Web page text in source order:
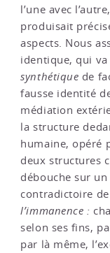
l’une avec
produisait
aspects. Nous
identique, qui
synthétique de
fausse identité
médiation
la structure
humaine, opéré
deux structures
débouche sur
contradictoire
l’immanence :
selon ses fins,
par là même,